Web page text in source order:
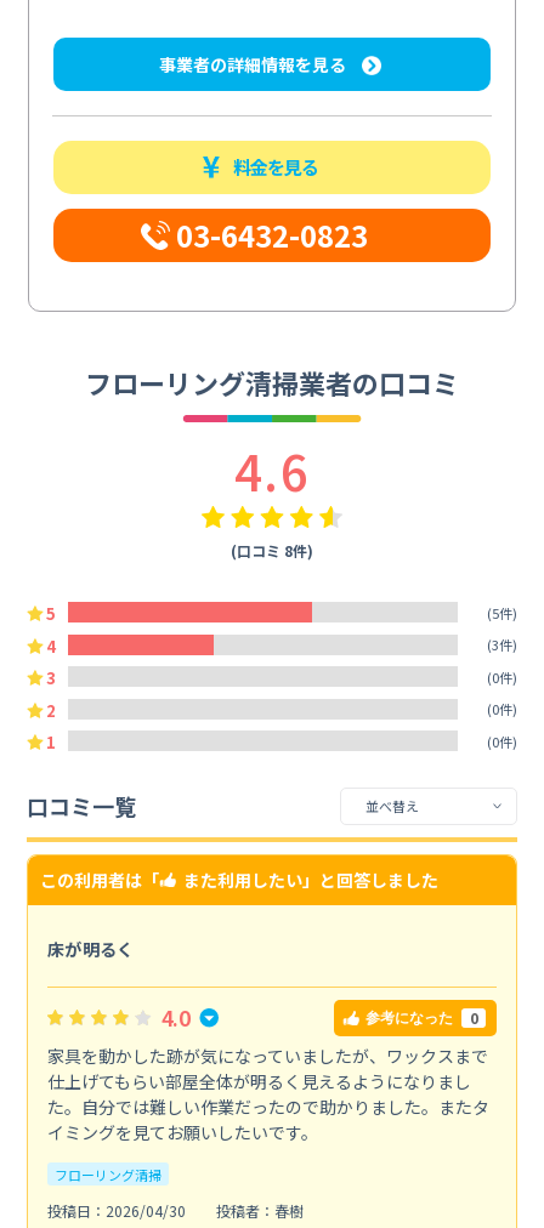
事業者の詳細情報を見る
料金を見る
03-6432-0823
フローリング清掃業者の口コミ
4.6
(口コミ 8件)
5 (5件)
4 (3件)
3 (0件)
2 (0件)
1 (0件)
口コミ一覧
この利用者は「 また利用したい」と回答しました
床が明るく
4.0 参考になった 0
家具を動かした跡が気になっていましたが、ワックスまで
仕上げてもらい部屋全体が明るく見えるようになりまし
た。自分では難しい作業だったので助かりました。またタ
イミングを見てお願いしたいです。
フローリング清掃
投稿日：2026/04/30
投稿者：春樹